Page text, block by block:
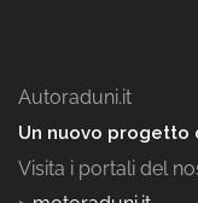
Autoraduni.it
Un nuovo progetto
Visita i portali del